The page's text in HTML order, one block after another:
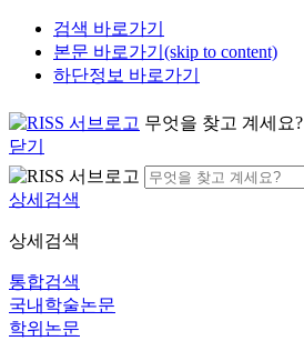
검색 바로가기
본문 바로가기(skip to content)
하단정보 바로가기
무엇을 찾고 계세요?
닫기
상세검색
상세검색
통합검색
국내학술논문
학위논문